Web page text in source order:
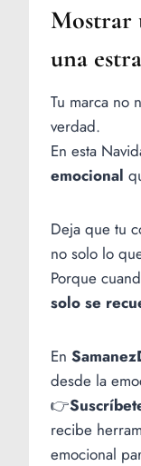
Mostrar
una
Tu marca no
verdad.
En esta
emocional
Deja que tu
no solo lo
Porque
solo se
En
desde la
👉
recibe
emocional